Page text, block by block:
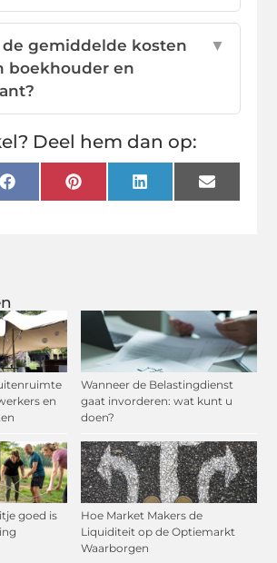
en
Wanneer de Belastingdienst
gaat invorderen: wat kunt u
doen?
goed is
Hoe Market Makers de
Liquiditeit op de Optiemarkt
Waarborgen
de gemiddelde kosten
boekhouder en
▼
Deel hem dan op:
FacebookPinterestLinkedInEmail